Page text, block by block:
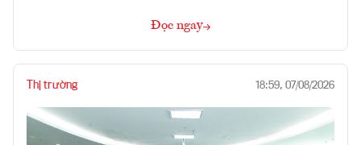
Đọc ngay
Thị trường 18:59, 07/08/2026